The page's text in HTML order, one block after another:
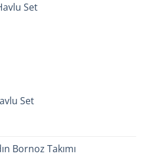
Set
Set
Bornoz Takımı